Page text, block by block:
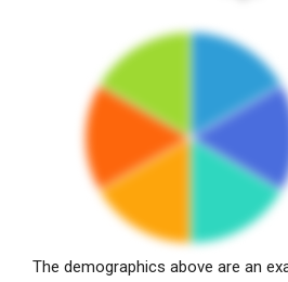
The demographics above are an